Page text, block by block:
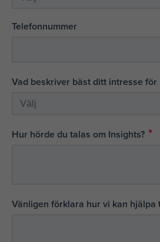
Telefonnummer
Vad beskriver bäst ditt intresse för
Hur hörde du talas om Insights? *
Vänligen förklara hur vi kan hjälpa